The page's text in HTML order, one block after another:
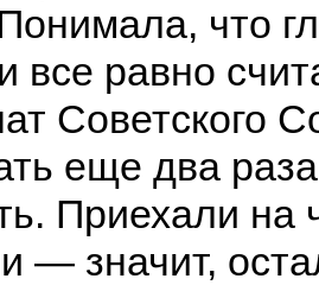
что
все равно
Советского
еще два
Приехали
— значит,